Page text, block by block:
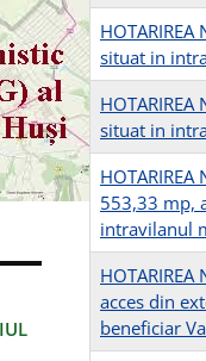
situat in
situat in
553,33 mp,
intravilanul
acces din
beneficiar